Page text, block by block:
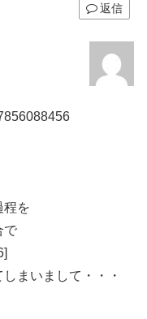
返信
程を
で
まいまして・・・